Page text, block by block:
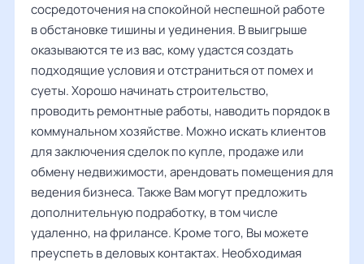
сосредоточения на спокойной неспешной работе
в обстановке тишины и уединения. В выигрыше
оказываются те из вас, кому удастся создать
подходящие условия и отстраниться от помех и
суеты. Хорошо начинать строительство,
проводить ремонтные работы, наводить порядок в
коммунальном хозяйстве. Можно искать клиентов
для заключения сделок по купле, продаже или
обмену недвижимости, арендовать помещения для
ведения бизнеса. Также Вам могут предложить
дополнительную подработку, в том числе
удаленно, на фрилансе. Кроме того, Вы можете
преуспеть в деловых контактах. Необходимая